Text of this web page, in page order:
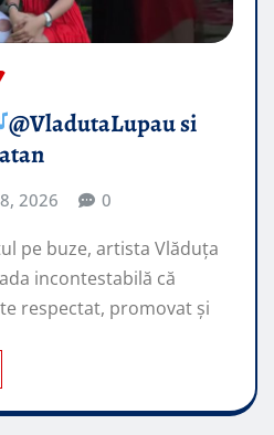
@VladutaLupau si
2026 0
pe buze, artista Vlăduța
incontestabilă că
respectat, promovat şi